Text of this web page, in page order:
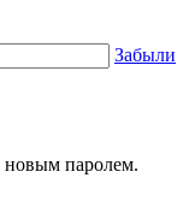
Забыли
новым паролем.